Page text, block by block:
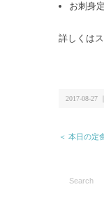
お刺身
詳しくは
2017-08-27
＜ 本日の定